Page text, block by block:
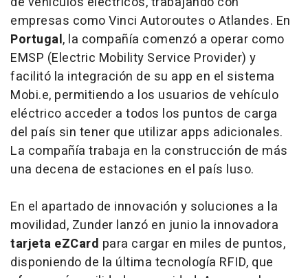
empresas como Vinci Autoroutes o Atlandes. En
Portugal, la compañía comenzó a operar como
EMSP (Electric Mobility Service Provider) y
facilitó la integración de su app en el sistema
Mobi.e, permitiendo a los usuarios de vehículo
eléctrico acceder a todos los puntos de carga
del país sin tener que utilizar apps adicionales.
La compañía trabaja en la construcción de más
una decena de estaciones en el país luso.
En el apartado de innovación y soluciones a la
movilidad, Zunder lanzó en junio la innovadora
tarjeta eZCard para cargar en miles de puntos,
disponiendo de la última tecnología RFID, que